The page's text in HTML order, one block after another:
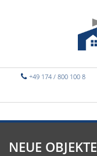
+49 174 / 800 100 8
NEUE OBJEKTE